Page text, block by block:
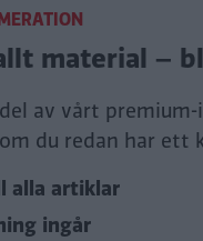
material –
av vårt
du redan har ett
alla artiklar
ingår